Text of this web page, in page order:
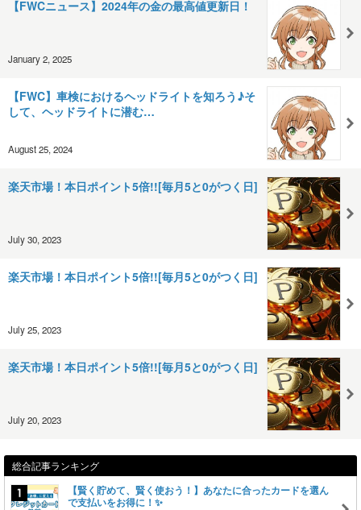
【FWCニュース】2024年の金の最高値更新日！
January 2, 2025
【FWC】車検におけるヘッドライトを知ろう♪そ
して、ヘッドライトに潜む…
August 25, 2024
楽天市場！本日ポイント5倍!![毎月5と0がつく日]
July 30, 2023
楽天市場！本日ポイント5倍!![毎月5と0がつく日]
July 25, 2023
楽天市場！本日ポイント5倍!![毎月5と0がつく日]
July 20, 2023
総合記事ランキング
【賢く貯めて、賢く使おう！】あなたに合ったカードを選ん
で支払いをお得に！✨